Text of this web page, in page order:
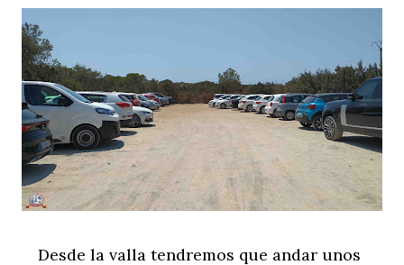
Desde la valla tendremos que andar unos